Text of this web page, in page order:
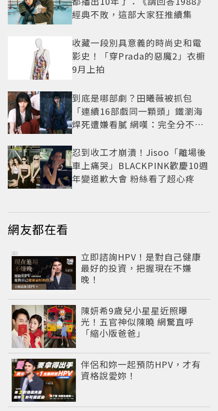
經典不敗，這部大家狂推續集
收藏一段別具意義的時尚史和電
影史！「穿Prada的惡魔2」衣櫥
9月上拍
到底是哪部劇？田曦薇被抓包
「連續16部戲同一顆頭」鐵瀏海
焊死遭嫌看膩 網嘆：完全分不出
忍到收工才崩潰！Jisoo「離場後
車上痛哭」BLACKPINK歡慶10週
年變道歉大會 粉絲看了超心疼
網友都在看
立即諮詢HPV！是對自己健康
最好的投資，把握現在不嫌
晚！
PR
陳妍希9歲兒小星星近照曝
光！五官神似陳曉 網驚直呼
「縮小版爸爸」
伴侶和妳一起預防HPV，才有
資格說愛妳！
PR